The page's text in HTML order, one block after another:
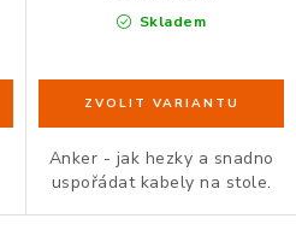
Skladem
Anker - jak hezky a snadno
uspořádat kabely na stole.